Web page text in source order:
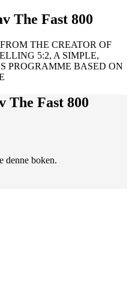
The Fast 800
THE CREATOR OF
5:2, A SIMPLE,
PROGRAMME BASED ON
The Fast 800
denne boken.